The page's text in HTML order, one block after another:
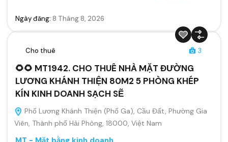
Ngày đăng: 8 Tháng 8, 2026
Cho thuê 3
🌻🌻 MT1942. CHO THUÊ NHÀ MẶT ĐƯỜNG
LƯƠNG KHÁNH THIỆN 80M2 5 PHÒNG KHÉP
KÍN KINH DOANH SẠCH SẼ
Phố Lương Khánh Thiện (Phố Ga), Cầu Đất, Phường Gia
Viên, Thành phố Hải Phòng, 18000, Việt Nam